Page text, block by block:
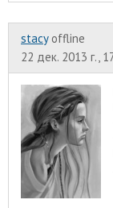
stacy offline
22 дек. 2013 г.,